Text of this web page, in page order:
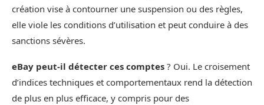
création vise à contourner une suspension ou des règles,
elle viole les conditions d’utilisation et peut conduire à des
sanctions sévères.
eBay peut-il détecter ces comptes ? Oui. Le croisement
d’indices techniques et comportementaux rend la détection
de plus en plus efficace, y compris pour des